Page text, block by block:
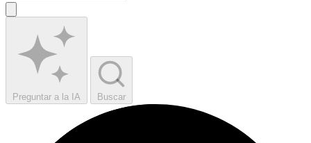
Preguntar a la IA Buscar